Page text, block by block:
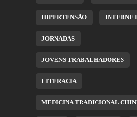
HIPERTENSÃO
JORNADAS
JOVENS TRABALHADORES
LITERACIA
MEDICINA TRADICIONAL